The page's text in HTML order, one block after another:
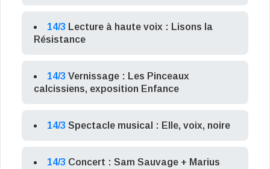
14/3 Lecture à haute voix : Lisons la
Résistance
14/3 Vernissage : Les Pinceaux
calcissiens, exposition Enfance
14/3 Spectacle musical : Elle, voix, noire
14/3 Concert : Sam Sauvage + Marius